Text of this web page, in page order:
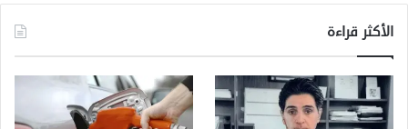
الأكثر قراءة